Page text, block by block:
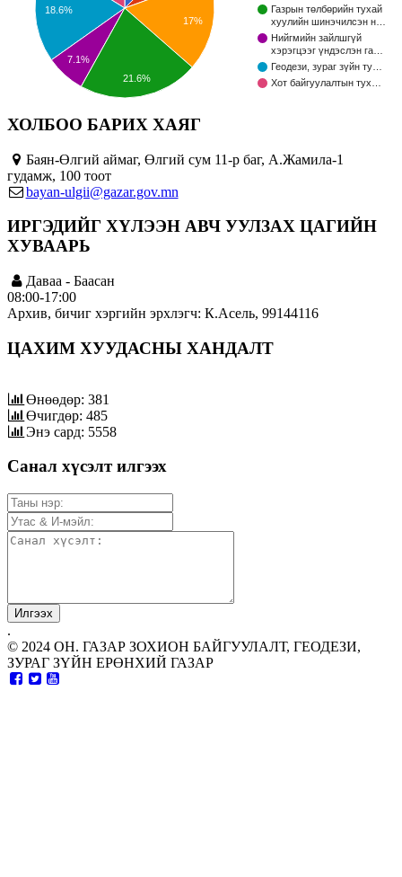
Газрын төлбөрийн тухай
хуулийн шинэчилсэн н…
Нийгмийн зайлшгүй
хэрэгцээг үндэслэн га…
Геодези, зураг зүйн ту…
Хот байгуулалтын тух…
17%
18.6%
7.1%
21.6%
ХОЛБОО БАРИХ ХАЯГ
Баян-Өлгий аймаг, Өлгий сум 11-р баг, А.Жамила-1
гудамж, 100 тоот
bayan-ulgii@gazar.gov.mn
ИРГЭДИЙГ ХҮЛЭЭН АВЧ УУЛЗАХ ЦАГИЙН
ХУВААРЬ
Даваа - Баасан
08:00-17:00
Архив, бичиг хэргийн эрхлэгч: К.Асель, 99144116
ЦАХИМ ХУУДАСНЫ ХАНДАЛТ
Өнөөдөр: 381
Өчигдөр: 485
Энэ сард: 5558
Санал хүсэлт илгээх
.
© 2024 ОН. ГАЗАР ЗОХИОН БАЙГУУЛАЛТ, ГЕОДЕЗИ,
ЗУРАГ ЗҮЙН ЕРӨНХИЙ ГАЗАР